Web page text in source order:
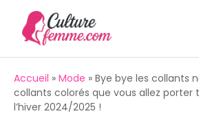
contenu
Accueil » Mode » Bye bye les collants
collants colorés que vous allez porter
l’hiver 2024/2025 !